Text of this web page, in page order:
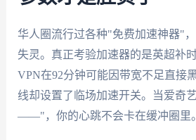
华人圈流行过各种"免费加速神器"
失灵。真正考验加速器的是英超补
VPN在92分钟可能因带宽不足直接
线却设置了临场加速开关。当爱奇
——"，你的心跳不会卡在缓冲圈里。